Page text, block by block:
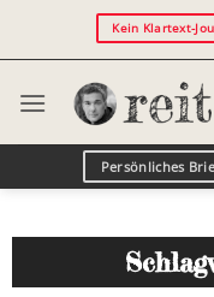
Kein Klartext-
Persönliches